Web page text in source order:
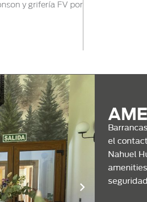
y grifería FV por
el
Nahuel